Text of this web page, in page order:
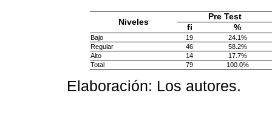
Niveles
Pre Test
fi
%
Bajo 19
24.1%
Regular
46
58.2%
Alto
14
17.7%
Total
79 100.0%
Elaboración: Los autores.